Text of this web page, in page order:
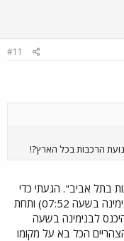
#11
הרכבות בכל הארץ?!
בתל אביב". הגעתי כדי
לנסוע ברכבת 140 לחיפה (המגיעה לבנימינה בשעה 07:52) ותחת
צריכה להיכנס לבנימינה בשעה
בשעה 07:55... אחר הצהריים הכל בא על מקומו